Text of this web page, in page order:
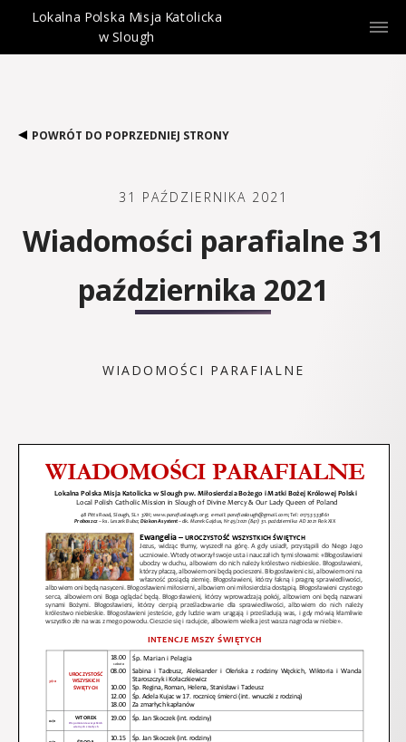
Lokalna Polska Misja Katolicka
w Slough
POWRÓT DO POPRZEDNIEJ STRONY
31 PAŹDZIERNIKA 2021
Wiadomości parafialne 31
października 2021
WIADOMOŚCI PARAFIALNE